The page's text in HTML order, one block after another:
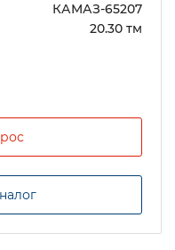
КАМАЗ-65207
20.30 тм